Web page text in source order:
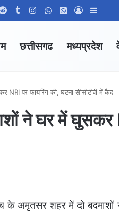
RedditTumblrInstagramWhatsApp Channel
WhatsApp
Log In
छत्तीसगढ मध्यप्रदेश
NRI पर फायरिंग की, घटना सीसीटीवी में कैद
ने घर में घुसकर
के अमृतसर शहर में दो